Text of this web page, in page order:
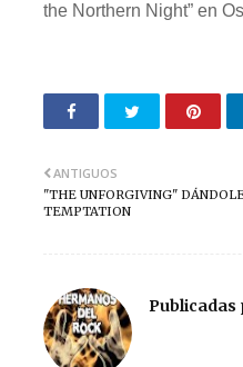
the Northern Night” en
ANTIGUOS
"THE UNFORGIVING"
TEMPTATION
Publicadas